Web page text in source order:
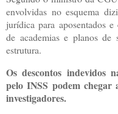
envolvidas no esquema
jurídica para aposentados
de academias e planos de
estrutura.
Os descontos indevidos
pelo INSS podem chegar
investigadores.